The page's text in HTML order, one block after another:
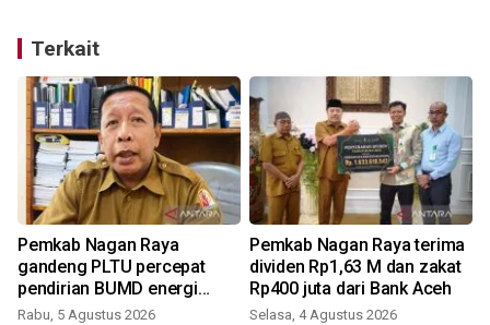
Terkait
Pemkab Nagan Raya
gandeng PLTU percepat
pendirian BUMD energi
Biomassa
Rabu, 5 Agustus 2026
Pemkab Nagan Raya terima
dividen Rp1,63 M dan zakat
Rp400 juta dari Bank Aceh
Selasa, 4 Agustus 2026